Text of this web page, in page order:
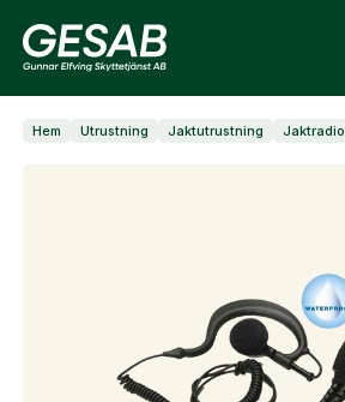
Ammunition
Jaktkläder & skor
Hem Utrustning Jaktutrustning Jaktradio